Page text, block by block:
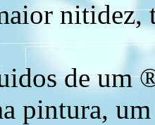
nitidez,
de um
pintura,